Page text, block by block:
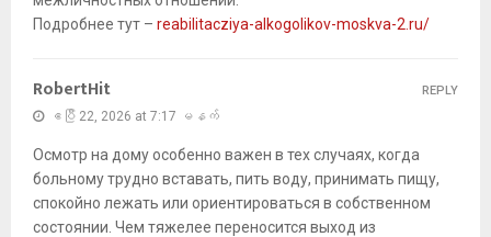
Подробнее тут – reabilitacziya-alkogolikov-moskva-2.ru/
RobertHit
ဧပြီ 22, 2026 at 7:17 မနက်
Осмотр на дому особенно важен в тех случаях, когда
больному трудно вставать, пить воду, принимать пищу,
спокойно лежать или ориентироваться в собственном
состоянии. Чем тяжелее переносится выход из
REPLY